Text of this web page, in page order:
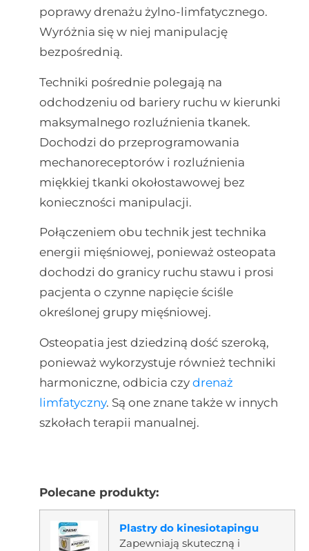
poprawy drenażu żylno-limfatycznego.
Wyróżnia się w niej manipulację
bezpośrednią.
Techniki pośrednie polegają na
odchodzeniu od bariery ruchu w kierunki
maksymalnego rozluźnienia tkanek.
Dochodzi do przeprogramowania
mechanoreceptorów i rozluźnienia
miękkiej tkanki okołostawowej bez
konieczności manipulacji.
Połączeniem obu technik jest technika
energii mięśniowej, ponieważ osteopata
dochodzi do granicy ruchu stawu i prosi
pacjenta o czynne napięcie ściśle
określonej grupy mięśniowej.
Osteopatia jest dziedziną dość szeroką,
ponieważ wykorzystuje również techniki
harmoniczne, odbicia czy drenaż
limfatyczny. Są one znane także w innych
szkołach terapii manualnej.
Polecane produkty:
Plastry do kinesiotapingu
Zapewniają skuteczną i